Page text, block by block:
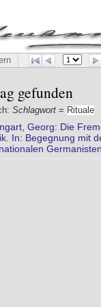
gefunden
Schlagwort = Rituale
Georg: Die
In: Begegnung mit